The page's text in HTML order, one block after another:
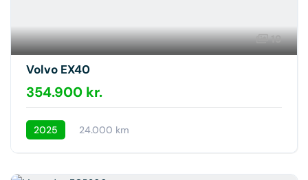
19
Volvo EX40
354.900 kr.
2025 24.000 km